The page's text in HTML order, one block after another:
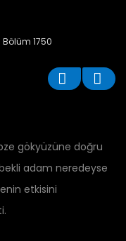
Bölüm 1750
gökyüzüne doğru
adam neredeyse
etkisini